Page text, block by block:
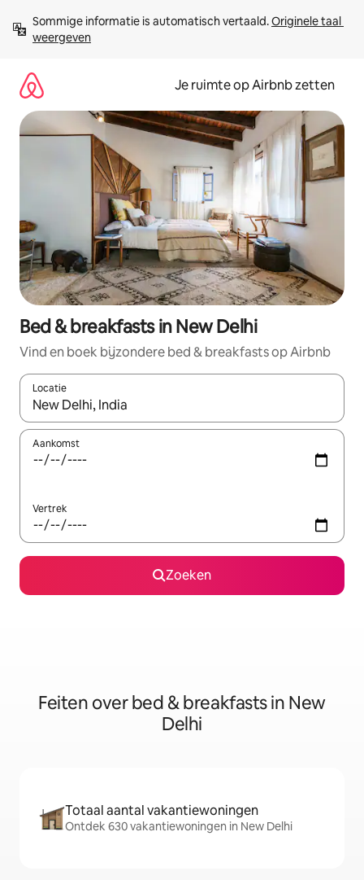
direct
naar
Sommige informatie is automatisch vertaald. Originele taal
weergeven
Je ruimte op Airbnb zetten
Bed & breakfasts in New Delhi
Vind en boek bijzondere bed & breakfasts op Airbnb
Locatie
Wanneer er suggesties beschikbaar zijn, maak je een keuze
Aankomst
Vertrek
Zoeken
Feiten over bed & breakfasts in New
Delhi
Totaal aantal vakantiewoningen
Ontdek 630 vakantiewoningen in New Delhi